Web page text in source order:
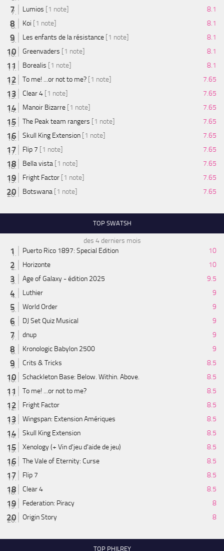
Lumios [1 note]
8.1
Koi [1 note]
8.1
Les enfants de la résistance [1 note]
8.1
Greenvaders [1 note]
8.1
Borealis [1 note]
8.1
To me! ...or not to me? [1 note]
7.65
Clear 4 [1 note]
7.65
Manoir Bizarre [1 note]
7.65
The Peak team rangers [1 note]
7.65
Skull King Extension [1 note]
7.65
Flip 7 [1 note]
7.65
Bella vista [1 note]
7.65
Fright Factor [1 note]
7.65
Botswana [1 note] 7.65
TOP SWATSH
des 4 derniers mois
Puerto Rico 1897: Special Edition
10
Horizonte
10
Age of Galaxy - édition 2025
9.5
Luthier
9
World Order
9
DJ Set Quiz Musical
9
dnup
9
Kronologic Babylon 2500
9
Crits & Tricks
8.5
Schackleton Base: Below. Within. Above.
8.5
To me! ...or not to me?
8.5
Fright Factor
8.5
Wingspan: Extension Amériques
8.5
Skull King Extension
8.5
Xenology (+ Vin d'jeu d'aide de jeu)
8.5
The Vale of Eternity: Curse
8.5
Flip 7
8.5
Clear 4
8.5
Federation: Piracy
8
Origin Story
8
TOP PHILREY